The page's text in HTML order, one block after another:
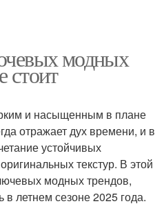
модных
стоит
и насыщенным в плане
отражает дух времени, и в
устойчивых
текстур. В этой
модных трендов,
в летнем сезоне 2025 года.